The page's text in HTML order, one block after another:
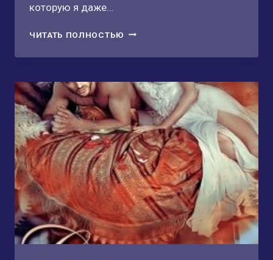
которую я даже…
ЧИТАТЬ ПОЛНОСТЬЮ НЕНАВИЖУ
СОСЕД